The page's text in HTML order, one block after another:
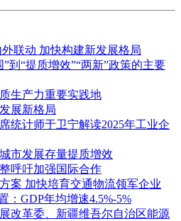
联动 加快构建新发展格局
到“提质增效”“两新”政策的主要
生产力重要实践地
展新格局
统计师于卫宁解读2025年工业企
市发展存量提质增效
呼吁加强国际合作
案 加快培育交通物流领军企业
：GDP年均增速4.5%-5%
改革委、新疆维吾尔自治区能源